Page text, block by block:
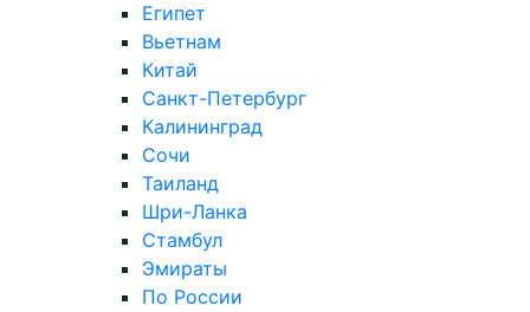
Египет
Вьетнам
Китай
Санкт-Петербург
Калининград
Сочи
Таиланд
Шри-Ланка
Стамбул
Эмираты
По России